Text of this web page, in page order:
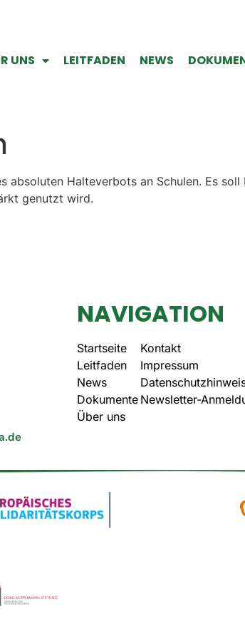
UNS LEITFADEN NEWS
Halteverbots an Schulen. Es
genutzt wird.
NAVIGATION
Startseite
Leitfaden
News
Dokumente
Über uns
Kontakt
Impressum
Newsletter-